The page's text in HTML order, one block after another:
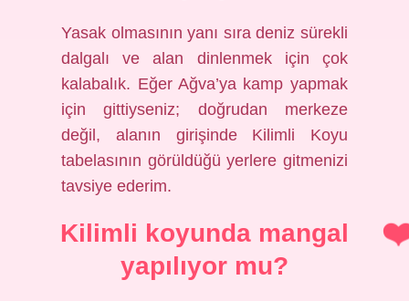
Yasak olmasının yanı sıra deniz sürekli
dalgalı ve alan dinlenmek için çok
kalabalık. Eğer Ağva’ya kamp yapmak
için gittiyseniz; doğrudan merkeze
değil, alanın girişinde Kilimli Koyu
tabelasının görüldüğü yerlere gitmenizi
tavsiye ederim.
Kilimli koyunda mangal
yapılıyor mu?